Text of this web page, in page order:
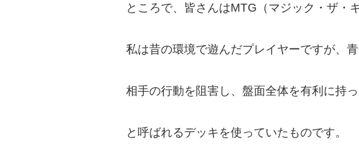
ところで、皆さんはMTG（マジック・ザ・
私は昔の環境で遊んだプレイヤーですが、
相手の行動を阻害し、盤面全体を有利に持
と呼ばれるデッキを使っていたものです。